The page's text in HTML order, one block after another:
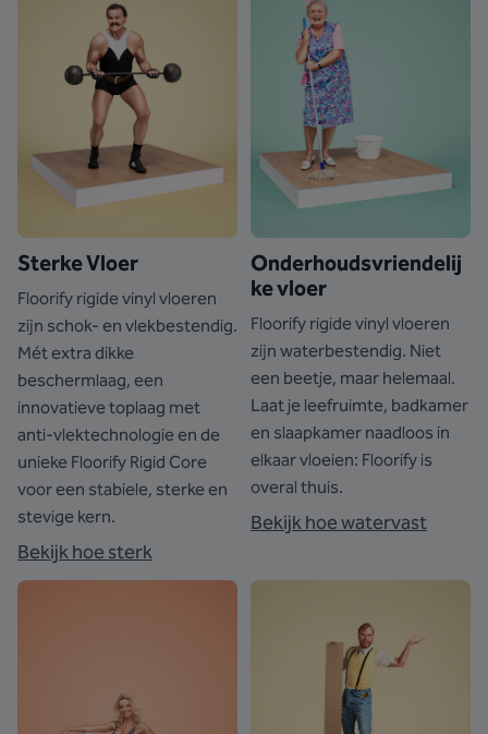
Sterke Vloer
Floorify rigide vinyl vloeren
zijn schok- en vlekbestendig.
Mét extra dikke
beschermlaag, een
innovatieve toplaag met
anti-vlektechnologie en de
unieke Floorify Rigid Core
voor een stabiele, sterke en
stevige kern.
Bekijk hoe sterk
Onderhoudsvriendelij
ke vloer
Floorify rigide vinyl vloeren
zijn waterbestendig. Niet
een beetje, maar helemaal.
Laat je leefruimte, badkamer
en slaapkamer naadloos in
elkaar vloeien: Floorify is
overal thuis.
Bekijk hoe watervast